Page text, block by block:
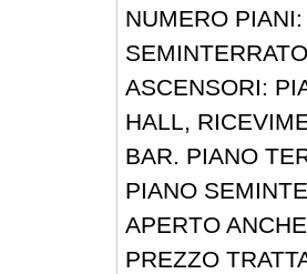
NUMERO
ASCENSORI:
HALL,
BAR. PIANO
PIANO
APERTO
PREZZO